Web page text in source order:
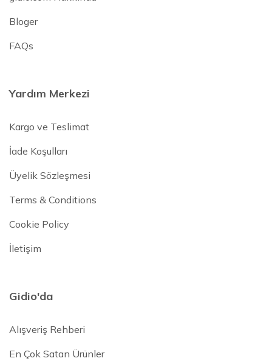
Bloger
FAQs
Yardım Merkezi
Kargo ve Teslimat
İade Koşulları
Üyelik Sözleşmesi
Terms & Conditions
Cookie Policy
İletişim
Gidio'da
Alışveriş Rehberi
En Çok Satan Ürünler